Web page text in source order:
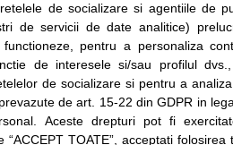
noi
noi
frecvente
Legal
Termeni si conditii
Politica de
confidentialitate
Politica de cookie
Modifica Setarile Cookie
de socializare si agentiile de
de servicii de date analitice)
pentru a personaliza
de interesele si/sau profilul
de socializare si pentru a
de art. 15-22 din GDPR in
Aceste drepturi pot fi
“ACCEPT TOATE”, acceptati folosirea